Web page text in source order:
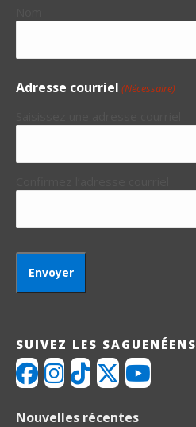
Adresse courriel (Nécessaire)
SUIVEZ LES SAGUENÉENS
Nouvelles récentes